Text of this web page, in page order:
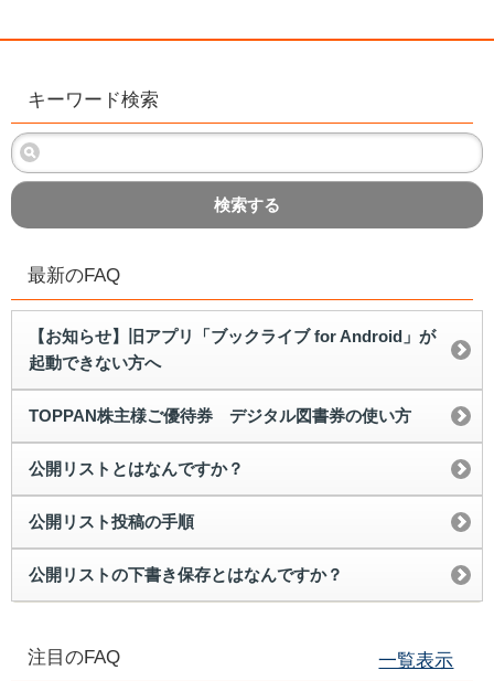
キーワード検索
検索する
最新のFAQ
【お知らせ】旧アプリ「ブックライブ for Android」が
起動できない方へ
TOPPAN株主様ご優待券 デジタル図書券の使い方
公開リストとはなんですか？
公開リスト投稿の手順
公開リストの下書き保存とはなんですか？
注目のFAQ 一覧表示